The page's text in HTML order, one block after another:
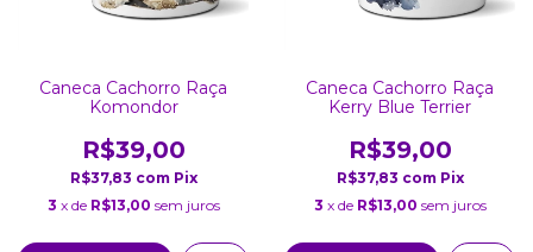
Caneca Cachorro Raça
Komondor
R$39,00
R$37,83 com Pix
3 x de R$13,00 sem juros
Caneca Cachorro Raça
Kerry Blue Terrier
R$39,00
R$37,83 com Pix
3 x de R$13,00 sem juros